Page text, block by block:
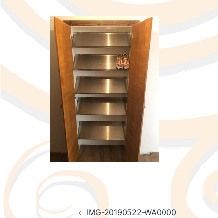
IMG-20190522-WA0000